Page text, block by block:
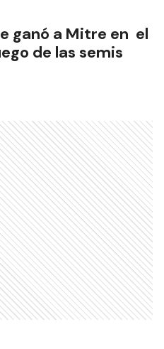
ganó a Mitre en el
de las semis